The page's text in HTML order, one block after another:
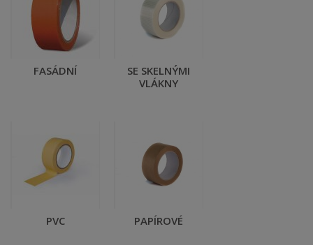
FASÁDNÍ
SE SKELNÝMI
VLÁKNY
PVC PAPÍROVÉ